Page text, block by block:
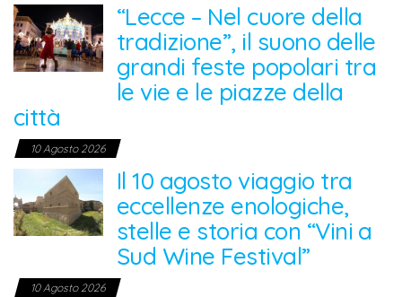
“Lecce – Nel cuore della
tradizione”, il suono delle
grandi feste popolari tra
le vie e le piazze della
città
10 Agosto 2026
Il 10 agosto viaggio tra
eccellenze enologiche,
stelle e storia con “Vini a
Sud Wine Festival”
10 Agosto 2026